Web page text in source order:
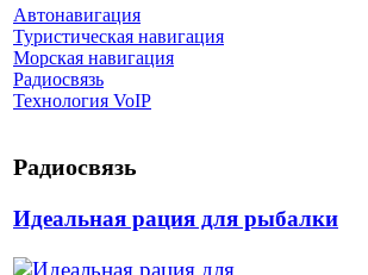
Автонавигация
Туристическая навигация
Морская навигация
Радиосвязь
Технология VoIP
Радиосвязь
Идеальная рация для рыбалки